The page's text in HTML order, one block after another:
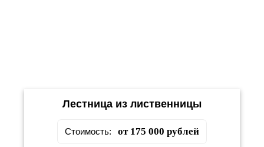
Лестница из лиственницы
Стоимость: от 175 000 рублей